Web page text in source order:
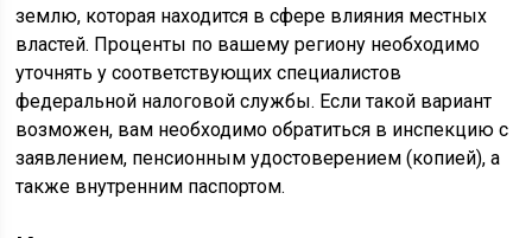
землю, которая находится в сфере влияния местных
властей. Проценты по вашему региону необходимо
уточнять у соответствующих специалистов
федеральной налоговой службы. Если такой вариант
возможен, вам необходимо обратиться в инспекцию с
заявлением, пенсионным удостоверением (копией), а
также внутренним паспортом.